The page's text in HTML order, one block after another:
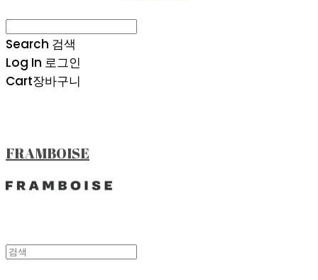
Search 검색
Log In 로그인
Cart장바구니
FRAMBOISE